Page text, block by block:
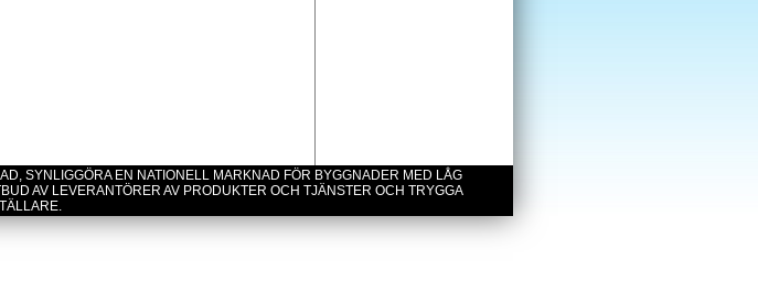
SYNLIGGÖRA EN NATIONELL MARKNAD FÖR BYGGNADER MED LÅG
AV LEVERANTÖRER AV PRODUKTER OCH TJÄNSTER OCH TRYGGA